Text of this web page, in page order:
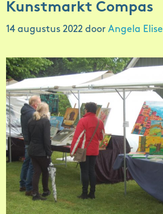
Kunstmarkt Compas
14 augustus 2022 door Angela Elise